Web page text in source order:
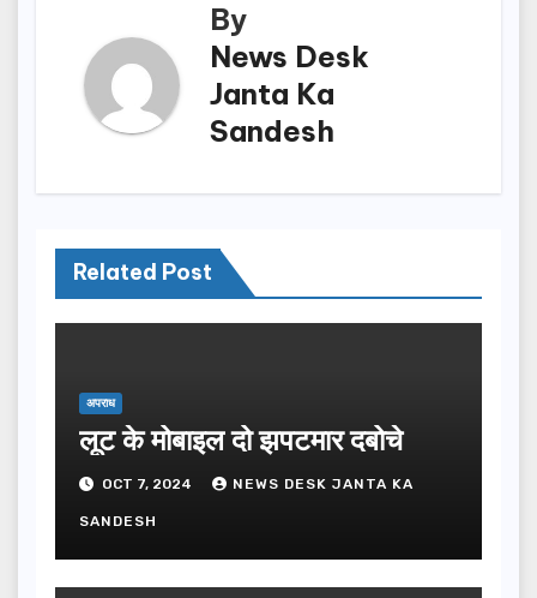
By
News Desk
Janta Ka
Sandesh
Related Post
अपराध
लूट के मोबाइल दो झपटमार दबोचे
OCT 7, 2024 NEWS DESK JANTA KA
SANDESH